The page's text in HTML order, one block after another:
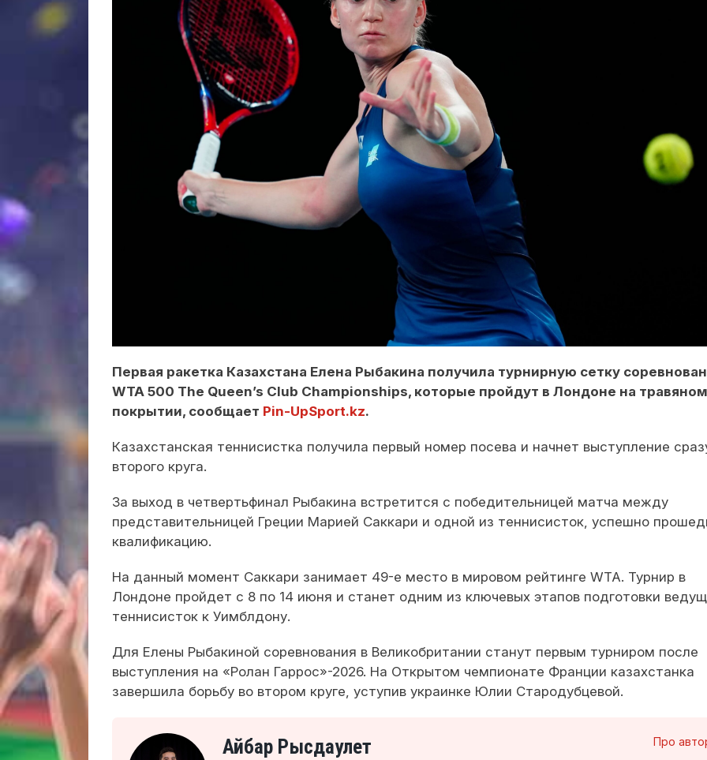
Первая ракетка Казахстана Елена Рыбакина получила турнирную сетку
WTA 500 The Queen’s Club Championships, которые пройдут в Лондоне на травяном
покрытии, сообщает Pin-UpSport.kz.
Казахстанская теннисистка получила первый номер посева и начнет выступление
второго круга.
За выход в четвертьфинал Рыбакина встретится с победительницей матча между
представительницей Греции Марией Саккари и одной из теннисисток, успешно
квалификацию.
На данный момент Саккари занимает 49-е место в мировом рейтинге WTA. Турнир в
Лондоне пройдет с 8 по 14 июня и станет одним из ключевых этапов подготовки
теннисисток к Уимблдону.
Для Елены Рыбакиной соревнования в Великобритании станут первым турниром после
выступления на «Ролан Гаррос»-2026. На Открытом чемпионате Франции казахстанка
завершила борьбу во втором круге, уступив украинке Юлии Стародубцевой.
Про
Айбар Рысдаулет